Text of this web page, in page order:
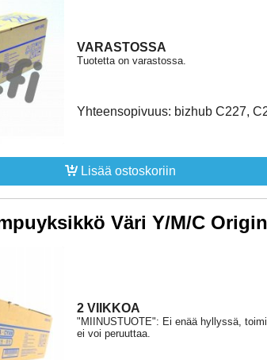
VARASTOSSA
Tuotetta on varastossa.
Yhteensopivuus: bizhub C227,
Lisää ostoskoriin
Väri Y/M/C
2 VIIKKOA
"MIINUSTUOTE": Ei enää hyllyssä,
ei voi peruuttaa.